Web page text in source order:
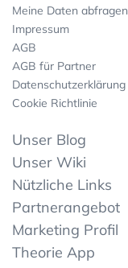
Meine Daten abfragen
Impressum
AGB
AGB für Partner
Datenschutzerklärung
Cookie Richtlinie
Unser Blog
Unser Wiki
Nützliche Links
Partnerangebot
Marketing Profil
Theorie App